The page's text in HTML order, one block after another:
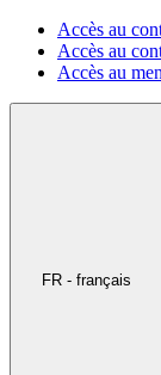
Accès au
Accès au
Accès au
FR - français